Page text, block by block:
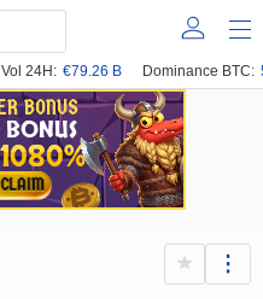
Vol 24H: €79.26 B Dominance BTC: